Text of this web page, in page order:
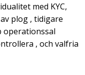
med KYC,
plog , tidigare
operationssal
, och valfria